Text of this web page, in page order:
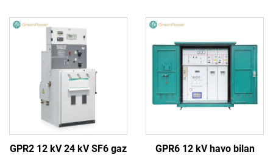
GPR2 12 kV 24 kV SF6 gaz
GPR6 12 kV havo bilan